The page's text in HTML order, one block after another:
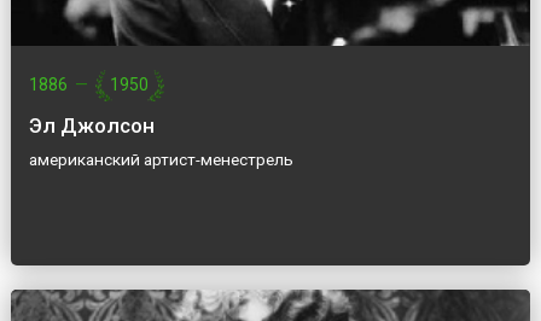
1886 — 1950
Эл Джолсон
американский артист-менестрель